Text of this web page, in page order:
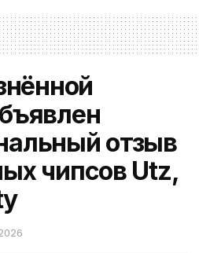
отзыв
чипсов Utz,